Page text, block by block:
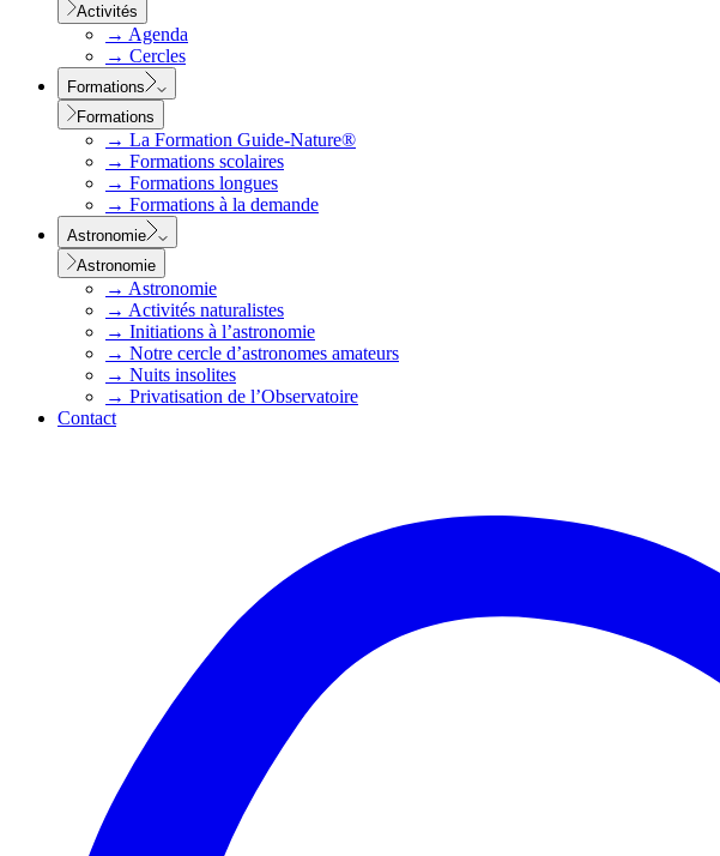
Activités
→ Agenda
→ Cercles
Formations
Formations
→ La Formation Guide-Nature®
→ Formations scolaires
→ Formations longues
→ Formations à la demande
Astronomie
Astronomie
→ Astronomie
→ Activités naturalistes
→ Initiations à l’astronomie
→ Notre cercle d’astronomes amateurs
→ Nuits insolites
→ Privatisation de l’Observatoire
Contact